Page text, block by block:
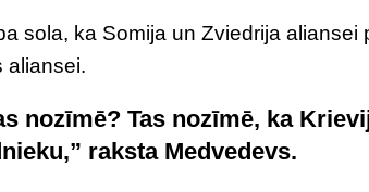
sola, ka Somija un Zviedrija
aliansei.
nozīmē? Tas nozīmē, ka
raksta Medvedevs.